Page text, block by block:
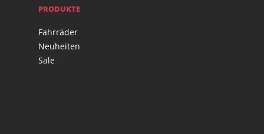
PRODUKTE
Fahrräder
Neuheiten
Sale